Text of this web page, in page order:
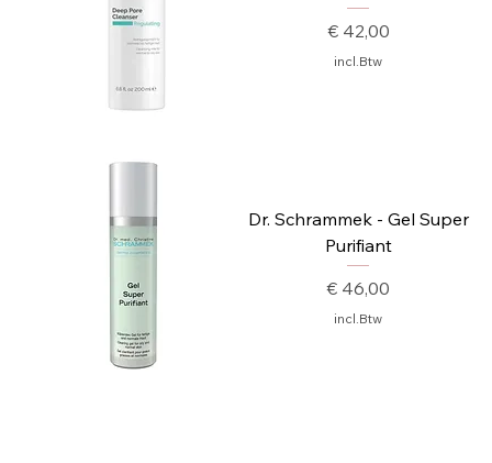
Prijs
€ 42,00
incl.Btw
Dr. Schrammek - Gel Super
Purifiant
Prijs
€ 46,00
incl.Btw